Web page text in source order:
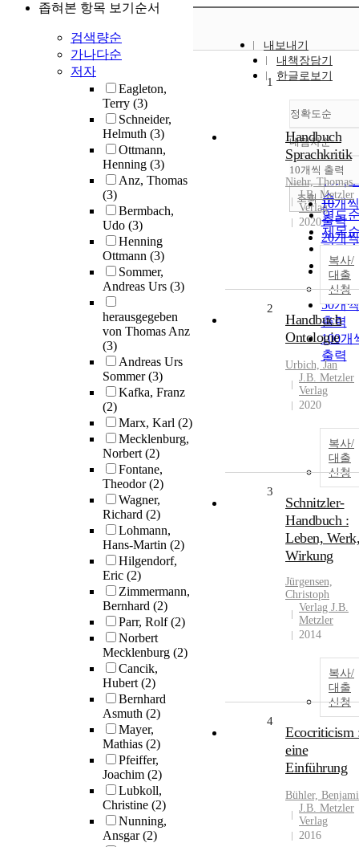
좁혀본 항목 보기순서
검색량순
가나다순
저자
Eagleton,
Terry (3)
Schneider,
Helmuth (3)
Ottmann,
Henning (3)
Anz, Thomas
(3)
Bermbach,
Udo (3)
Henning
Ottmann (3)
Sommer,
Andreas Urs (3)
herausgegeben
von Thomas Anz
(3)
Andreas Urs
Sommer(3)
Kafka, Franz
(2)
Marx, Karl (2)
Mecklenburg,
Norbert(2)
Fontane,
Theodor(2)
Wagner,
Richard (2)
Lohmann,
Hans-Martin (2)
Hilgendorf,
Eric (2)
Zimmermann,
Bernhard (2)
Parr, Rolf(2)
Norbert
Mecklenburg (2)
Cancik,
Hubert(2)
Bernhard
Asmuth (2)
Mayer,
Mathias (2)
Pfeiffer,
Joachim (2)
Lubkoll,
Christine (2)
Nunning,
Ansgar(2)
내보내기
내책장담기
한글로보기
정확도순
정확
순
인기
순
연도
제목
저자
발행
관순
내림차순
내림
10개씩 출력
10개씩
출력
20개씩
출력
30개씩
출력
50개씩
출력
100개
출력
조회
1
Handbuch
Sprachkritik
Niehr, Thomas
J.B. Metzler
Verlag
2020
복사/
대출
신청
2
Handbuch
Ontologie
Urbich, Jan
J.B. Metzler
Verlag
2020
복사/
대출
신청
3
Schnitzler-
Handbuch :
Leben, Werk,
Wirkung
Jürgensen,
Christoph
Verlag J.B.
Metzler
2014
복사/
대출
신청
4
Ecocriticism
eine
Einführung
Bühler,
J.B. Metzler
Verlag
2016